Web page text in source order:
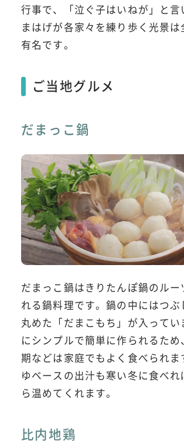
行事で、「泣ぐ子はいねが」と言
まはげが各家々を練り歩く光景は
有名です。
ご当地グルメ
だまっこ鍋
だまっこ鍋はきりたんぽ鍋のルー
れる鍋料理です。鍋の中にはつぶ
丸めた「だまこもち」が入ってい
にシンプルで簡単に作られるため
期などは家庭でもよく食べられま
ゆベースの出汁も寒い冬に食べれ
ら温めてくれます。
比内地鶏